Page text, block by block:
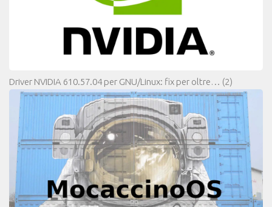
Driver NVIDIA 610.57.04 per GNU/Linux: fix per oltre… (2)